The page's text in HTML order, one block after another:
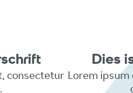
consectetur
Dies
Lorem